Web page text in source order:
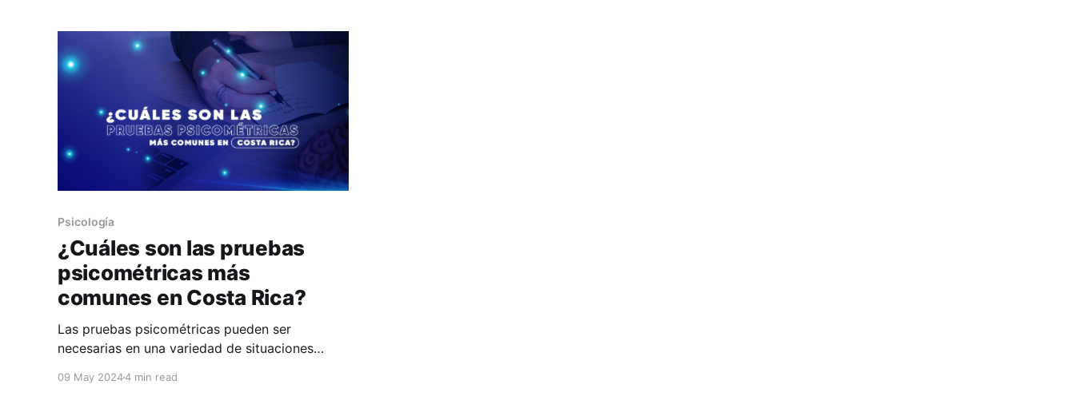
decisiones relacionadas con la posesión y uso
de un
Psicología
¿Cuáles son las pruebas
psicométricas más
comunes en Costa Rica?
Las pruebas psicométricas pueden ser
necesarias en una variedad de situaciones
psicológico y conductual de una persona. En
09 May 20244 min read